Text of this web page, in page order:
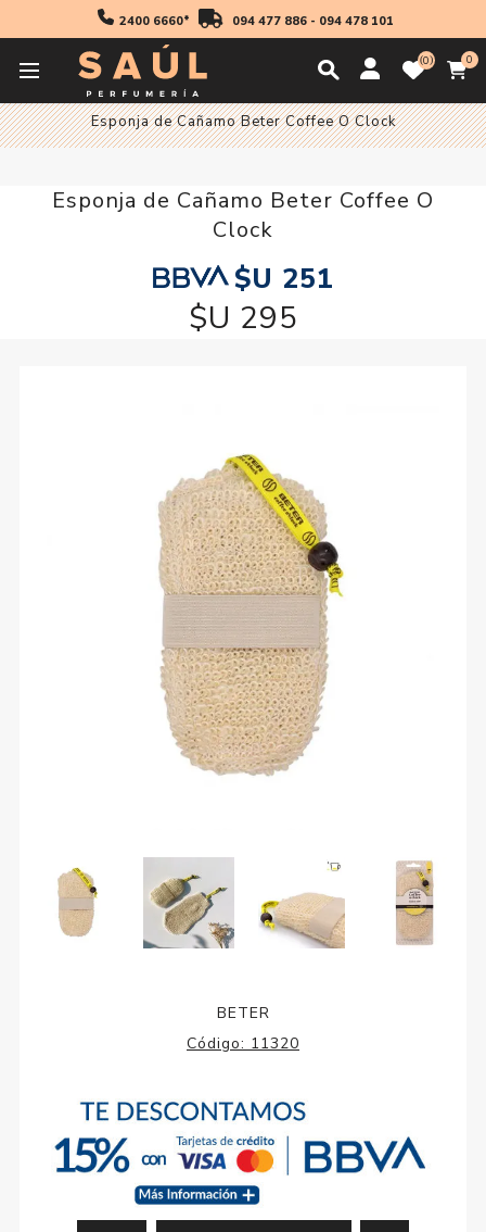
2400 6660* 094 477 886- 094 478 101
0 0
Maquillaje Rostro
Esponja de Cañamo Beter Coffee O Clock
Esponja de Cañamo Beter Coffee O
Clock
$U 251
$U 295
BETER
Código: 11320